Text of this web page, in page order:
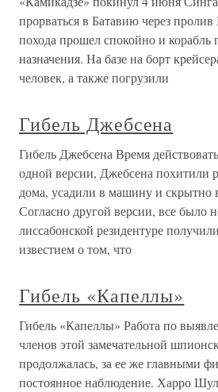
прорваться в Батавию через
похода прошел спокойно и корабль
назначения. На базе на борт
человек, а также погрузили
Гибель Джебсена
Гибель Джебсена Время
одной версии, Джебсена похитили
дома, усадили в машину и
Согласно другой версии, все было
лиссабонской резидентуре
известием о том, что
Гибель «Капеллы»
Гибель «Капеллы» Работа по
членов этой замечательной
продолжалась, за ее же главными
постоянное наблюдение. Харро